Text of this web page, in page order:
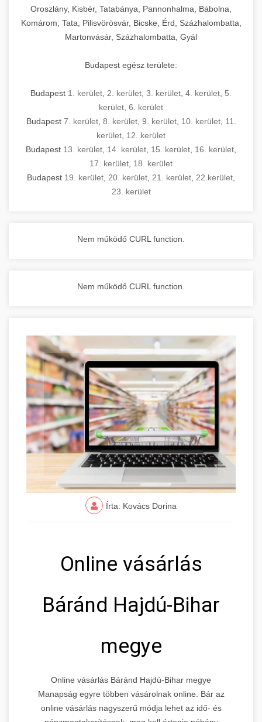
Oroszlány, Kisbér, Tatabánya, Pannonhalma, Bábolna,
Komárom, Tata, Pilisvörösvár, Bicske, Érd, Százhalombatta,
Martonvásár, Százhalombatta, Gyál
Budapest egész területe:
Budapest 1. kerület 2. kerület 3. kerület 4. kerület 5.
kerület 6. kerület
Budapest 7. kerület, 8. kerület, 9. kerület, 10. kerület, 11.
kerület 12. kerület
Budapest 13. kerület 14. kerület 15. kerület 16. kerület
17. kerület 18. kerület
Budapest 19. kerület 20. kerület 21. kerület 22.kerület
23. kerület
Nem működő CURL function.
Nem működő CURL function.
Írta: Kovács Dorina
Online vásárlás
Báránd Hajdú-Bihar
megye
Online vásárlás Báránd Hajdú-Bihar megye
Manapság egyre többen vásárolnak online. Bár az
online vásárlás nagyszerű módja lehet az idő- és